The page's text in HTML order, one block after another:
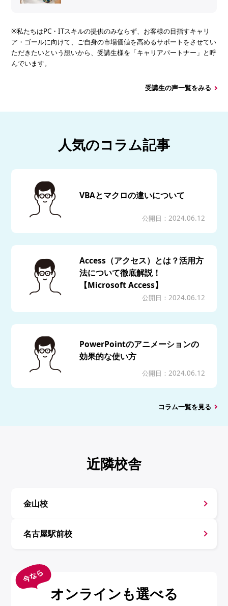
※私たちはPC・ITスキルの提供のみならず、お客様の目指すキャリ
ア・ゴールに向けて、ご自身の市場価値を高めるサポートをさせてい
ただきたいという想いから、受講生様を「キャリアパートナー」と呼
んでいます。
受講生の声一覧をみる
人気のコラム記事
VBAとマクロの違いについて
公開日：2024.06.12
Access（アクセス）とは？活用方
法について徹底解説！
【Microsoft Access】
公開日：2024.06.12
PowerPointのアニメーションの
効果的な使い方
公開日：2024.06.12
コラム一覧を見る
近隣校舎
金山校
名古屋駅前校
オンラインも選べる